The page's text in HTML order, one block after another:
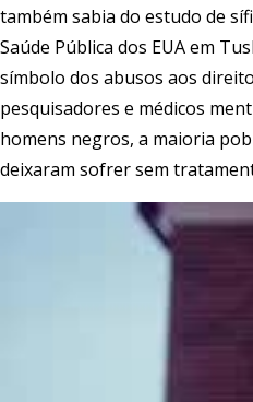
também sabia do estudo de
Saúde Pública dos EUA em
símbolo dos abusos aos
pesquisadores e médicos
homens negros, a maioria
deixaram sofrer sem